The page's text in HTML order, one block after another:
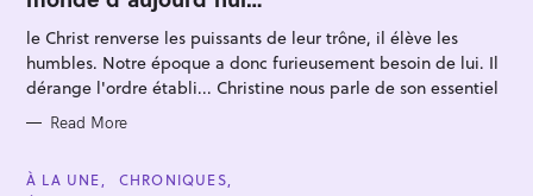
O
R
I
E
S
le Christ renverse les puissants de leur trône, il élève les
humbles. Notre époque a donc furieusement besoin de lui. Il
dérange l'ordre établi... Christine nous parle de son essentiel
Read More
C
À LA UNE
CHRONIQUES